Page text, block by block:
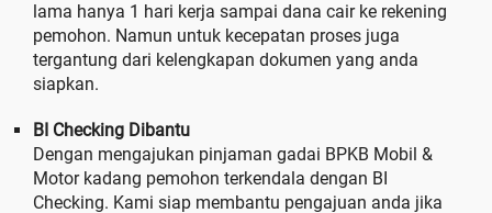
lama hanya 1 hari kerja sampai dana cair ke rekening
pemohon. Namun untuk kecepatan proses juga
tergantung dari kelengkapan dokumen yang anda
siapkan.
BI Checking Dibantu
Dengan mengajukan pinjaman gadai BPKB Mobil &
Motor kadang pemohon terkendala dengan BI
Checking. Kami siap membantu pengajuan anda jika